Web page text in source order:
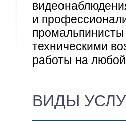
и
техническими
работы на
ВИДЫ